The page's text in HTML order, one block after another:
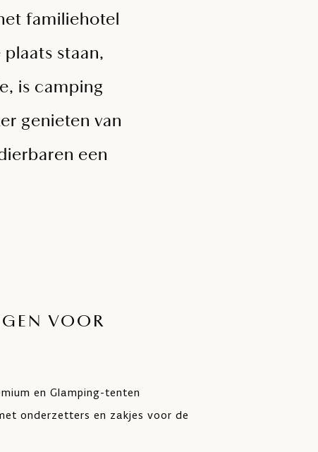
familiehotel
staan,
is camping
genieten van
een
VOOR
en Glamping-tenten
onderzetters en zakjes voor de